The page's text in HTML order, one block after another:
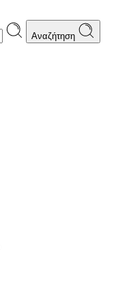
Αναζήτηση